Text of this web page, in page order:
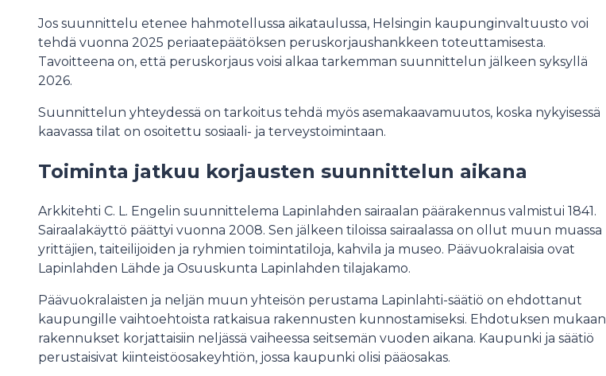
Jos suunnittelu etenee hahmotellussa aikataulussa, Helsingin kaupunginvaltuusto voi
tehdä vuonna 2025 periaatepäätöksen peruskorjaushankkeen toteuttamisesta.
Tavoitteena on, että peruskorjaus voisi alkaa tarkemman suunnittelun jälkeen syksyllä
2026.
Suunnittelun yhteydessä on tarkoitus tehdä myös asemakaavamuutos, koska nykyisessä
kaavassa tilat on osoitettu sosiaali- ja terveystoimintaan.
Toiminta jatkuu korjausten suunnittelun aikana
Arkkitehti C. L. Engelin suunnittelema Lapinlahden sairaalan päärakennus valmistui 1841.
Sairaalakäyttö päättyi vuonna 2008. Sen jälkeen tiloissa sairaalassa on ollut muun muassa
yrittäjien, taiteilijoiden ja ryhmien toimintatiloja, kahvila ja museo. Päävuokralaisia ovat
Lapinlahden Lähde ja Osuuskunta Lapinlahden tilajakamo.
Päävuokralaisten ja neljän muun yhteisön perustama Lapinlahti-säätiö on ehdottanut
kaupungille vaihtoehtoista ratkaisua rakennusten kunnostamiseksi. Ehdotuksen mukaan
rakennukset korjattaisiin neljässä vaiheessa seitsemän vuoden aikana. Kaupunki ja säätiö
perustaisivat kiinteistöosakeyhtiön, jossa kaupunki olisi pääosakas.